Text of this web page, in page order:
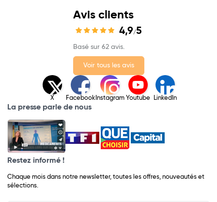
Avis clients
4,9/5
Basé sur 62 avis.
Voir tous les avis
X Facebook Instagram Youtube LinkedIn
La presse parle de nous
Restez informé !
Chaque mois dans notre newsletter, toutes les offres, nouveautés et
sélections.